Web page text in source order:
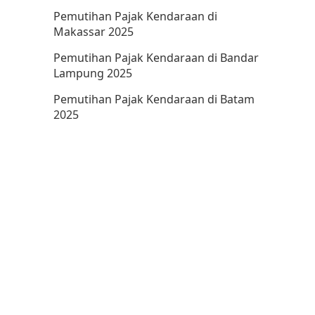
Pemutihan Pajak Kendaraan di
Makassar 2025
Pemutihan Pajak Kendaraan di Bandar
Lampung 2025
Pemutihan Pajak Kendaraan di Batam
2025